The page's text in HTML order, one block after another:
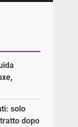
solo
dopo